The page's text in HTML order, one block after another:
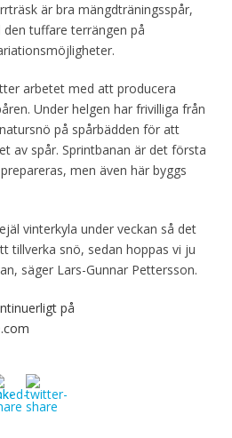
är bra mängdträningsspår,
tuffare terrängen på
arbetet med att producera
Under helgen har frivilliga från
på spårbädden för att
av spår. Sprintbanan är det första
men även här byggs
vinterkyla under veckan så det
tillverka snö, sedan hoppas vi ju
säger Lars-Gunnar Pettersson.
på